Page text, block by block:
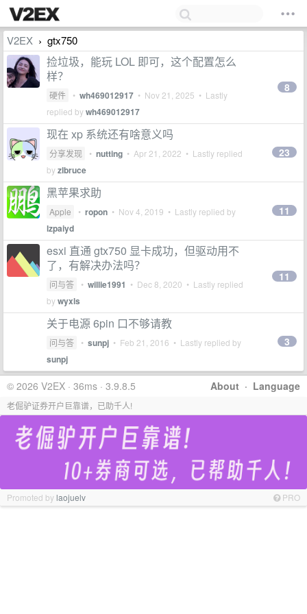
V2EX › gtx750
捡垃圾，能玩 LOL 即可，这个配置怎么
样？
硬件 • wh469012917 • Nov 21, 2025 • Lastly
replied bywh469012917
8
现在 xp 系统还有啥意义吗
分享发现 • nutting • Apr 21, 2022 • Lastly replied
byzlbruce
23
黑苹果求助
Apple • ropon • Nov 4, 2019 • Lastly replied by
lzpaiyd
11
esxi 直通 gtx750 显卡成功，但驱动用不
了，有解决办法吗？
问与答 • willie1991 • Dec 8, 2020 • Lastly replied
bywyxls
11
关于电源 6pin 口不够请教
问与答 • sunpj • Feb 21, 2016 • Lastly replied by
sunpj
3
About · Language
© 2026 V2EX · 36ms · 3.9.8.5
老倔驴证券开户巨靠谱，已助千人!
Promoted bylaojuelv PRO